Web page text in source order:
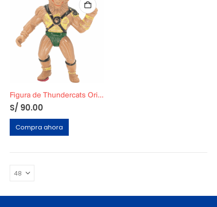
Figura de Thundercats Original Telepix
S/ 90.00
Compra ahora